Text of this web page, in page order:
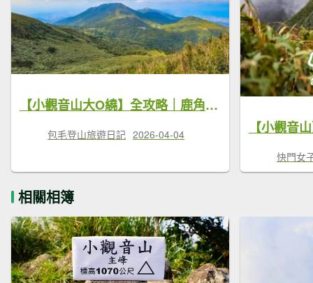
【小觀音山大O繞】全攻略｜鹿角坑生態保護區申請＋神勇坡難度實測（遺失羊咩紀錄）
包毛登山旅遊日記 2026-04-04
快門女
相關相簿